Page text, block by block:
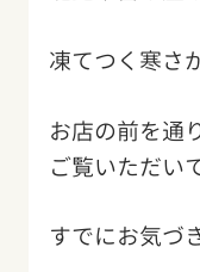
凍てつく寒さ
お店の前を通
ご覧いただい
すでにお気づ